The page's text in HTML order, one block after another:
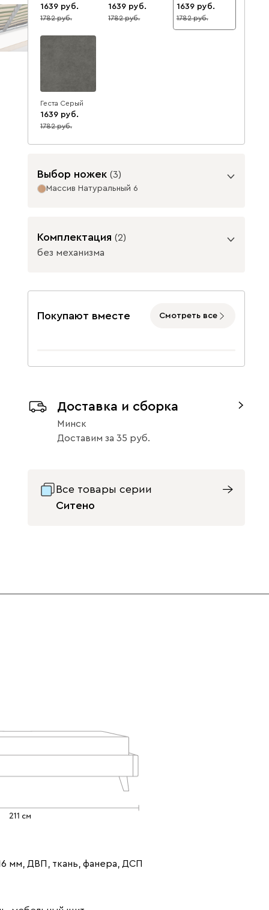
1639
8
1782
1639
8
1782
1639
8
1782
Геста Серый
1639
8
1782
Графит
Светло-
бежевый
Терракота
(Coral)
Выбор ножек (3)
Массив Натуральный 6
Массив Орех 6
Комплектация (2)
без механизма
без механизма с механизмом
Покупают вместе Смотреть все
Доставка и сборка
Минск
Доставим за 35
Все товары серии
Ситено
мм, ДВП, ткань, фанера, ДСП